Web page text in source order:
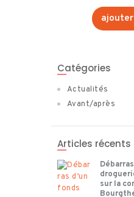
Catégories
Actualités
Avant/après
Articles récents
sur la